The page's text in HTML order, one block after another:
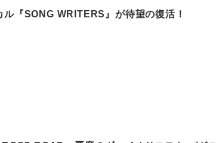
ル『SONG WRITERS』が待望の復活！